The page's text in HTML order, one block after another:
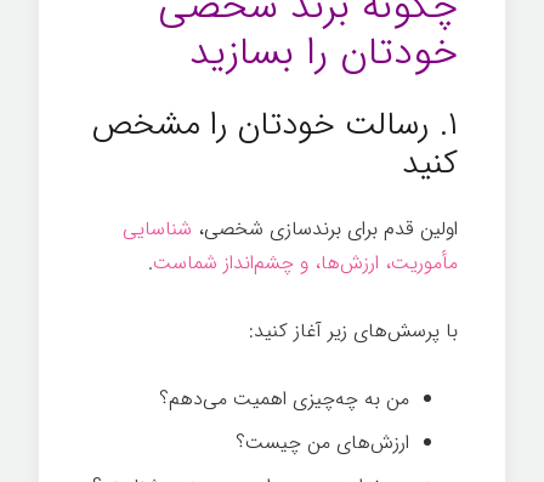
خودتان را بسازید
۱. رسالت خودتان را مشخص
کنيد
اولین قدم برای برندسازی شخصی، شناسایی
مأموریت، ارزش‌ها، و چشم‌انداز شماست.
با پرسش‌های زیر آغاز کنيد:
من به چه‌چیزی اهمیت می‌دهم؟
ارزش‌های من چیست؟